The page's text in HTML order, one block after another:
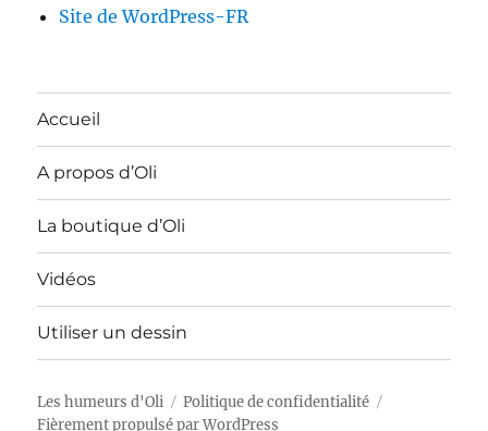
Site de WordPress-FR
Accueil
A propos d’Oli
La boutique d’Oli
Vidéos
Utiliser un dessin
Les humeurs d'Oli
Politique de confidentialité
Fièrement propulsé par WordPress